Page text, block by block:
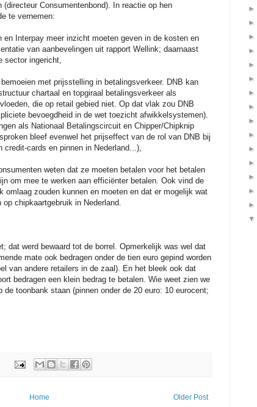
(directeur Consumentenbond). In reactie op hen
te vernemen:
Interpay meer inzicht moeten geven in de kosten en
van aanbevelingen uit rapport Wellink; daarnaast
sector ingericht,
met prijsstelling in betalingsverkeer. DNB kan
chartaal en topgiraal betalingsverkeer als
die op retail gebied niet. Op dat vlak zou DNB
bevoegdheid in de wet toezicht afwikkelsystemen).
als Nationaal Betalingscircuit en Chipper/Chipknip
bleef evenwel het prijseffect van de rol van DNB bij
cards en pinnen in Nederland...),
weten dat ze moeten betalen voor het betalen
om mee te werken aan efficiënter betalen. Ook vind de
omlaag zouden kunnen en moeten en dat er mogelijk wat
chipkaartgebruik in Nederland.
dat werd bewaard tot de borrel. Opmerkelijk was wel dat
mate ook bedragen onder de tien euro gepind worden
van andere retailers in de zaal). En het bleek ook dat
bedragen een klein bedrag te betalen. Wie weet zien we
toonbank staan (pinnen onder de 20 euro: 10 eurocent;
Older Post
Home
►
►
►
►
►
►
►
►
►
►
►
►
►
►
►
▼